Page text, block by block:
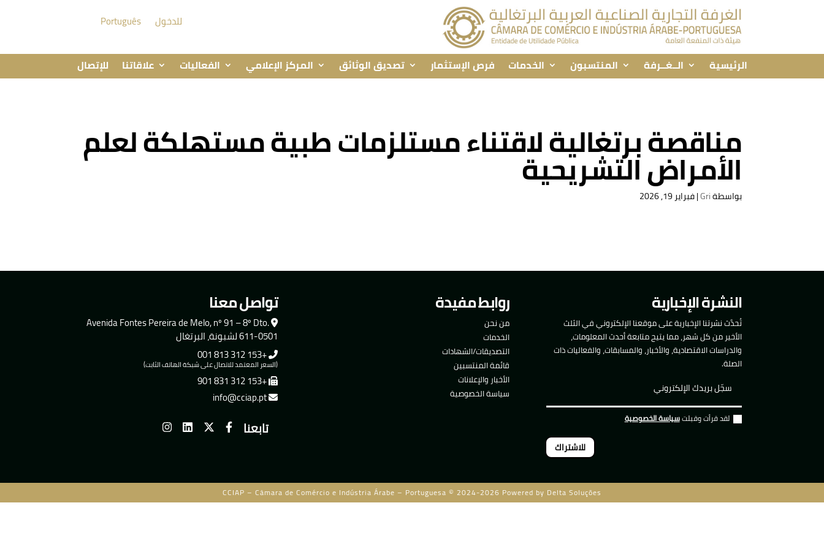
للدخول Português
الرئيسية الــغــرفة المنتسبون الخدمات فرص الإستثمار تصديق الوثائق المركز الإعلامي الفعاليات علاقاتنا للإتصال
مناقصة برتغالية لاقتناء مستلزمات طبية مستهلكة لعلم
الأمراض التشريحية
بواسطةGri
|فبراير 19, 2026
تواصل معنا
Avenida Fontes Pereira de Melo, nº 91 – 8º Dto.
611-0501 لشبونة، البرتغال
+153 312 813 001
(السعر المعتمد للاتصال على شبكة الهاتف الثابت)
+153 312 831 901
info@cciap.pt
تابعنا
روابط مفيدة
من نحن
الخدمات
التصديقات/الشهادات
قائمة المنتسبين
الأخبار والإعلانات
سياسة الخصوصية
النشرة الإخبارية
تُحدَّث نشرتنا الإخبارية على موقعنا الإلكتروني في الثلث
الأخير من كل شهر، مما يتيح متابعة أحدث المعلومات،
والدراسات الاقتصادية، والأخبار، والمسابقات، والفعاليات ذات
الصلة.
لقد قرأت وقبلتسياسة الخصوصية
للاشتراك
CCIAP – Câmara de Comércio e Indústria Árabe – Portuguesa © 2024-2026 Powered by Delta Soluções